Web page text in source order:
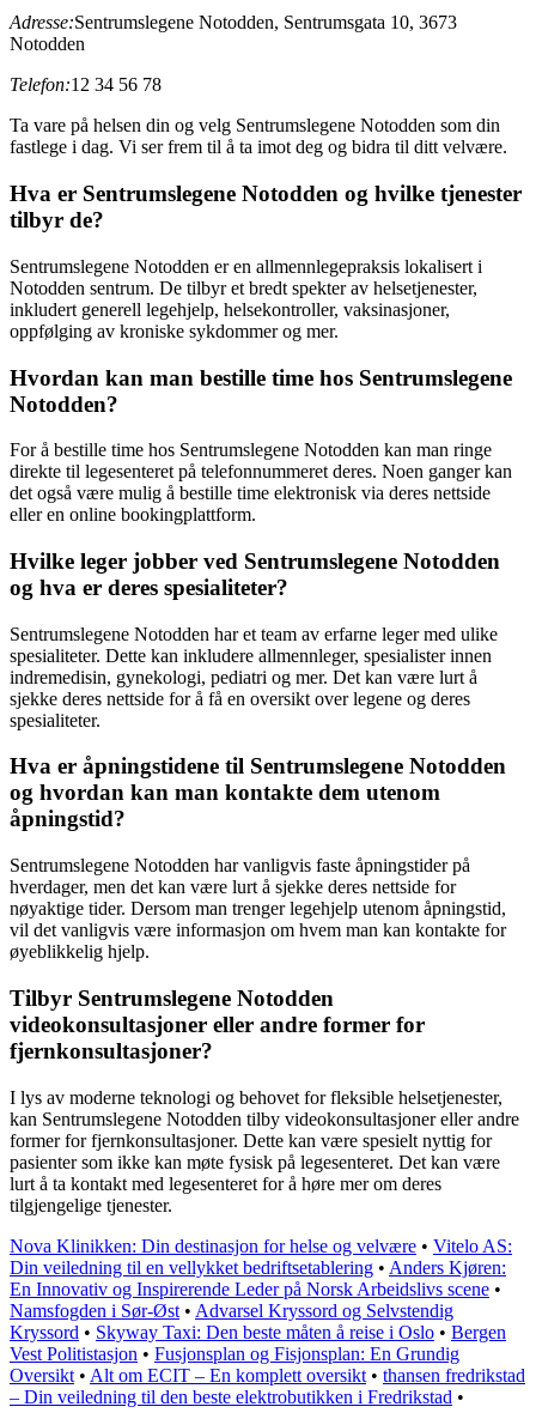
Adresse:Sentrumslegene Notodden, Sentrumsgata 10, 3673
Notodden
Telefon:12 34 56 78
Ta vare på helsen din og velg Sentrumslegene Notodden som din
fastlege i dag. Vi ser frem til å ta imot deg og bidra til ditt velvære.
Hva er Sentrumslegene Notodden og hvilke tjenester
tilbyr de?
Sentrumslegene Notodden er en allmennlegepraksis lokalisert i
Notodden sentrum. De tilbyr et bredt spekter av helsetjenester,
inkludert generell legehjelp, helsekontroller, vaksinasjoner,
oppfølging av kroniske sykdommer og mer.
Hvordan kan man bestille time hos Sentrumslegene
Notodden?
For å bestille time hos Sentrumslegene Notodden kan man ringe
direkte til legesenteret på telefonnummeret deres. Noen ganger kan
det også være mulig å bestille time elektronisk via deres nettside
eller en online bookingplattform.
Hvilke leger jobber ved Sentrumslegene Notodden
og hva er deres spesialiteter?
Sentrumslegene Notodden har et team av erfarne leger med ulike
spesialiteter. Dette kan inkludere allmennleger, spesialister innen
indremedisin, gynekologi, pediatri og mer. Det kan være lurt å
sjekke deres nettside for å få en oversikt over legene og deres
spesialiteter.
Hva er åpningstidene til Sentrumslegene Notodden
og hvordan kan man kontakte dem utenom
åpningstid?
Sentrumslegene Notodden har vanligvis faste åpningstider på
hverdager, men det kan være lurt å sjekke deres nettside for
nøyaktige tider. Dersom man trenger legehjelp utenom åpningstid,
vil det vanligvis være informasjon om hvem man kan kontakte for
øyeblikkelig hjelp.
Tilbyr Sentrumslegene Notodden
videokonsultasjoner eller andre former for
fjernkonsultasjoner?
I lys av moderne teknologi og behovet for fleksible helsetjenester,
kan Sentrumslegene Notodden tilby videokonsultasjoner eller andre
former for fjernkonsultasjoner. Dette kan være spesielt nyttig for
pasienter som ikke kan møte fysisk på legesenteret. Det kan være
lurt å ta kontakt med legesenteret for å høre mer om deres
tilgjengelige tjenester.
Nova Klinikken: Din destinasjon for helse og velvære • Vitelo AS:
Din veiledning til en vellykket bedriftsetablering • Anders Kjøren:
En Innovativ og Inspirerende Leder på Norsk Arbeidslivs scene •
Namsfogden i Sør-Øst • Advarsel Kryssord og Selvstendig
Kryssord • Skyway Taxi: Den beste måten å reise i Oslo • Bergen
Vest Politistasjon • Fusjonsplan og Fisjonsplan: En Grundig
Oversikt • Alt om ECIT – En komplett oversikt • thansen fredrikstad
– Din veiledning til den beste elektrobutikken i Fredrikstad •